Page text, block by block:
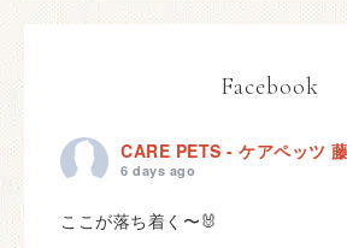
Facebook
CARE PETS - ケアペッツ
6 days ago
ここが落ち着く〜🐰